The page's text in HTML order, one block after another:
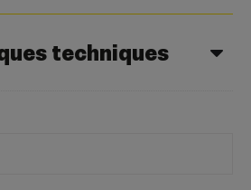
techniques